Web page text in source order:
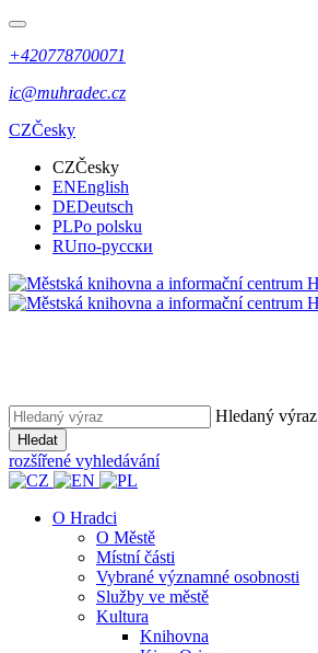
+420778700071
ic@muhradec.cz
CZČesky
CZČesky
ENEnglish
DEDeutsch
PLPo polsku
RUпо-русски
Hledaný výraz
Hledat
rozšířené vyhledávání
O Hradci
O Městě
Místní části
Vybrané významné osobnosti
Služby ve městě
Kultura
Knihovna